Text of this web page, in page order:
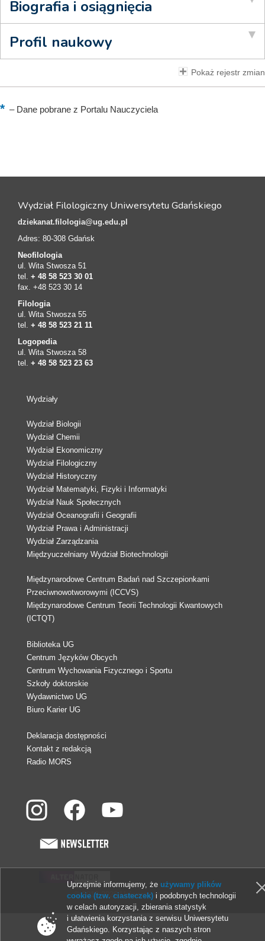
Biografia i osiągnięcia
Profil naukowy
Pokaż rejestr zmian
–Dane pobrane z Portalu Nauczyciela
Wydział Filologiczny Uniwersytetu Gdańskiego
dziekanat.filologia@ug.edu.pl
Adres: 80-308 Gdańsk
Neofilologia
ul. Wita Stwosza 51
tel. + 48 58 523 30 01
fax. +48 523 30 14
Filologia
ul. Wita Stwosza 55
tel. + 48 58 523 21 11
Logopedia
ul. Wita Stwosza 58
tel. + 48 58 523 23 63
Wydziały
Wydział Biologii
Wydział Chemii
Wydział Ekonomiczny
Wydział Filologiczny
Wydział Historyczny
Wydział Matematyki, Fizyki i Informatyki
Wydział Nauk Społecznych
Wydział Oceanografii i Geografii
Wydział Prawa i Administracji
Wydział Zarządzania
Międzyuczelniany Wydział Biotechnologii
Międzynarodowe Centrum Badań nad Szczepionkami
Przeciwnowotworowymi (ICCVS)
Międzynarodowe Centrum Teorii Technologii Kwantowych
(ICTQT)
Biblioteka UG
Centrum Języków Obcych
Centrum Wychowania Fizycznego i Sportu
Szkoły doktorskie
Wydawnictwo UG
Biuro Karier UG
Deklaracja dostępności
Kontakt z redakcją
Radio MORS
© 2013-2026 Uniwersytet Gdański
Uprzejmie informujemy, że używamy plików
cookie (tzw. ciasteczek) i podobnych technologii
w celach autoryzacji, zbierania statystyk
i ułatwienia korzystania z serwisu Uniwersytetu
Gdańskiego. Korzystając z naszych stron